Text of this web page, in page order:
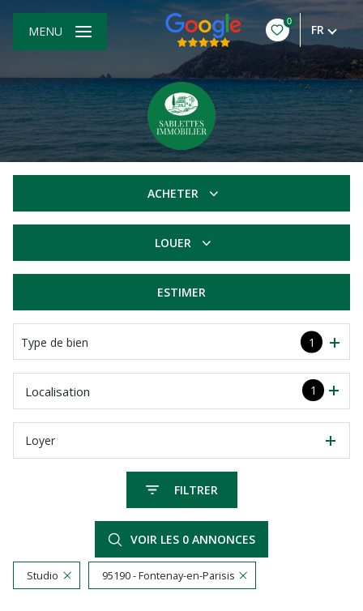
0
FR
MENU
ACHETER
LOUER
ESTIMER
Type de bien 1
1
Localisation
Loyer
FILTRER
VOIR LES 0 ANNONCES
Studio 95190 - Fontenay-en-Parisis